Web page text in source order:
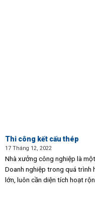
Thi công kết cấu thép
17 Tháng 12, 2022
Nhà xưởng công nghiệp là
Doanh nghiệp trong quá
lớn, luôn cần diện tích hoạt